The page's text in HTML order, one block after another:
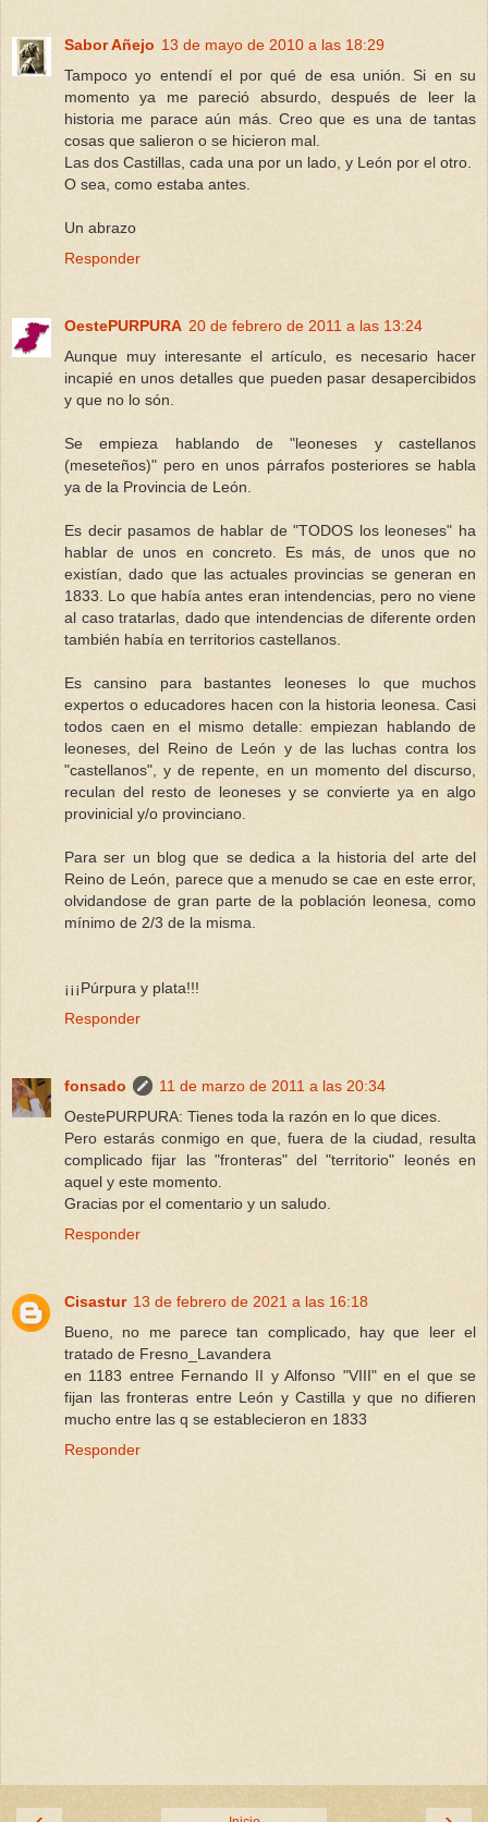
Sabor Añejo 13 de mayo de 2010 a las 18:29
Tampoco yo entendí el por qué de esa unión. Si en su
momento ya me pareció absurdo, después de leer la
historia me parace aún más. Creo que es una de tantas
cosas que salieron o se hicieron mal.
Las dos Castillas, cada una por un lado, y León por el otro.
O sea, como estaba antes.
Un abrazo
Responder
OestePURPURA 20 de febrero de 2011 a las 13:24
Aunque muy interesante el artículo, es necesario hacer
incapié en unos detalles que pueden pasar desapercibidos
y que no lo són.
Se empieza hablando de "leoneses y castellanos
(meseteños)" pero en unos párrafos posteriores se habla
ya de la Provincia de León.
Es decir pasamos de hablar de "TODOS los leoneses" ha
hablar de unos en concreto. Es más, de unos que no
existían, dado que las actuales provincias se generan en
1833. Lo que había antes eran intendencias, pero no viene
al caso tratarlas, dado que intendencias de diferente orden
también había en territorios castellanos.
Es cansino para bastantes leoneses lo que muchos
expertos o educadores hacen con la historia leonesa. Casi
todos caen en el mismo detalle: empiezan hablando de
leoneses, del Reino de León y de las luchas contra los
"castellanos", y de repente, en un momento del discurso,
reculan del resto de leoneses y se convierte ya en algo
provinicial y/o provinciano.
Para ser un blog que se dedica a la historia del arte del
Reino de León, parece que a menudo se cae en este error,
olvidandose de gran parte de la población leonesa, como
mínimo de 2/3 de la misma.
¡¡¡Púrpura y plata!!!
Responder
fonsado
11 de marzo de 2011 a las 20:34
OestePURPURA: Tienes toda la razón en lo que dices.
Pero estarás conmigo en que, fuera de la ciudad, resulta
complicado fijar las "fronteras" del "territorio" leonés en
aquel y este momento.
Gracias por el comentario y un saludo.
Responder
Cisastur 13 de febrero de 2021 a las 16:18
Bueno, no me parece tan complicado, hay que leer el
tratado de Fresno_Lavandera
en 1183 entree Fernando II y Alfonso "VIII" en el que se
fijan las fronteras entre León y Castilla y que no difieren
mucho entre las q se establecieron en 1833
Responder